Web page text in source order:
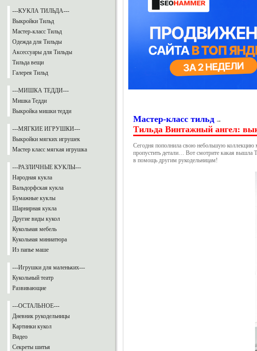
---КУКЛА ТИЛЬДА---
Выкройки Тильд
Мастер-класс Тильд
Одежда для Тильды
Аксессуары для Тильды
Тильда вещи
Галерея Тильд
---МИШКА ТЕДДИ---
Мишка Тедди
Выкройка мишки тедди
---МЯГКИЕ ИГРУШКИ---
Выкройки мягких игрушек
Мастер класс мягкая игрушка
---РАЗЛИЧНЫЕ КУКЛЫ---
Народная кукла
Вальдорфская кукла
Бумажные куклы
Шарнирная кукла
Другие виды кукол
Кукольная мебель
Кукольная миниатюра
Из папье маше
---Игрушки для маленьких---
Кукольный театр
Развивающие
---ОСТАЛЬНОЕ---
Дневник рукодельницы
Картинки кукол
Видео
Секреты шитья
Мастер-класс тильд →
Тильда Винтажный ангел:
Сегодня пополнила свою небольшую коллекцию
пропустить детали… Вот смотрите какая вышла
в помощь другим рукодельницам!